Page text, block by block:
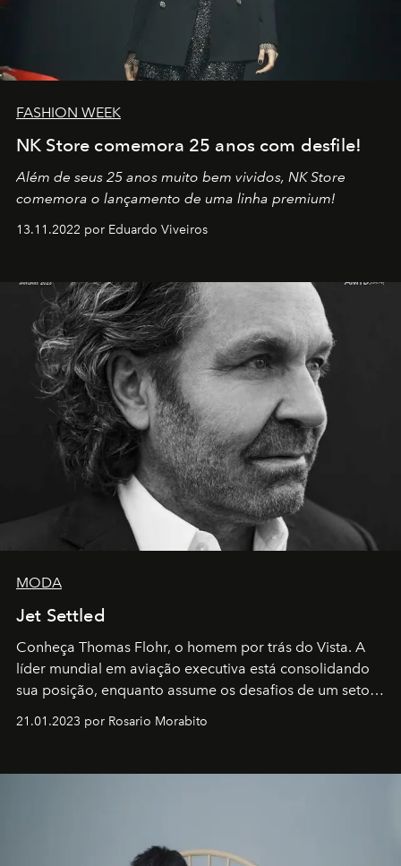
FASHION WEEK
NK Store comemora 25 anos com desfile!
Além de seus 25 anos muito bem vividos, NK Store
comemora o lançamento de uma linha premium!
13.11.2022 por Eduardo Viveiros
MODA
Jet Settled
Conheça Thomas Flohr, o homem por trás do Vista. A
líder mundial em aviação executiva está consolidando
sua posição, enquanto assume os desafios de um setor
21.01.2023 por Rosario Morabito